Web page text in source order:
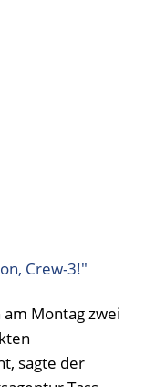
Crew-3!"
Montag zwei
sagte der